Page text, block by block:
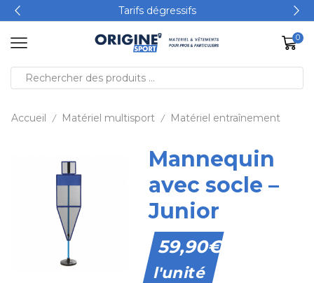
Tarifs dégressifs
0
Accueil / Matériel multisport / Matériel entraînement
Mannequin
avec socle –
Junior
59,90€
l'unité